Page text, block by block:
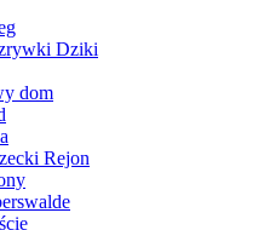
Dziki
dom
Rejon